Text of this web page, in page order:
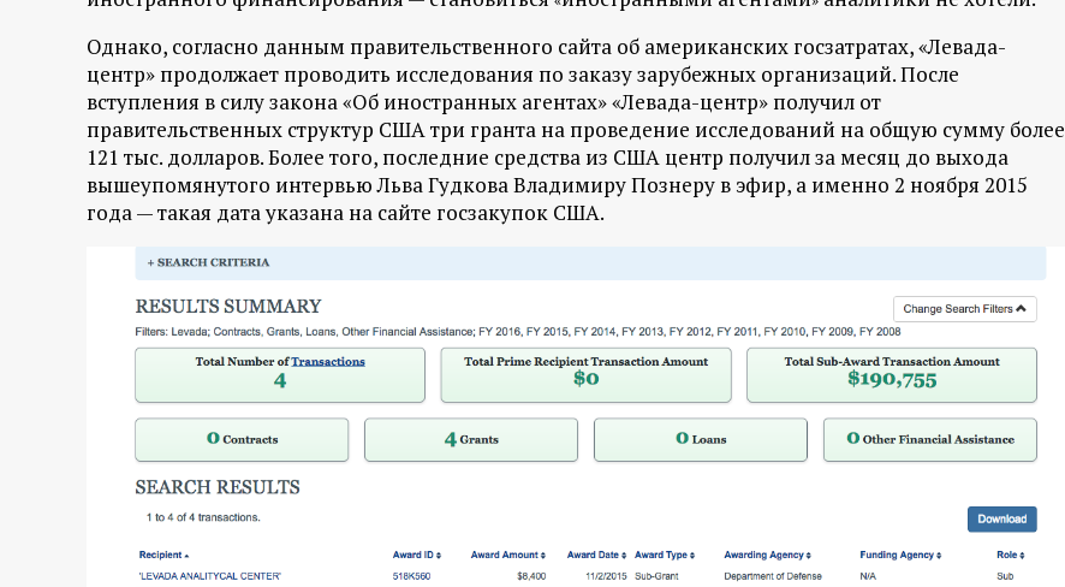
а
л
Однако, согласно данным правительственного сайта об американских госзатратах, «Левада-
центр» продолжает проводить исследования по заказу зарубежных организаций. После
вступления в силу закона «Об иностранных агентах» «Левада-центр» получил от
правительственных структур США три гранта на проведение исследований на общую сумму более
121 тыс. долларов. Более того, последние средства из США центр получил за месяц до выхода
вышеупомянутого интервью Льва Гудкова Владимиру Познеру в эфир, а именно 2 ноября 2015
года — такая дата указана на сайте госзакупок США.